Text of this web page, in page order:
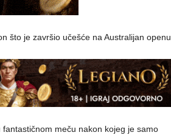
što je završio učešće na Australijan openu.
meču nakon kojeg je samo